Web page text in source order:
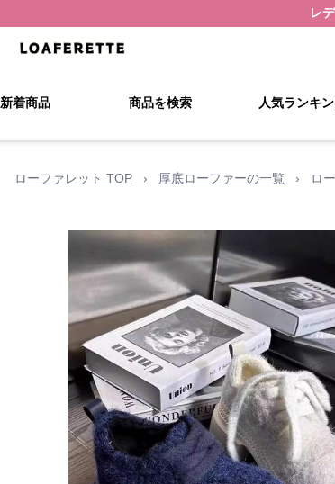
レ
新着商品 商品を検索 人気ランキ
ローファレット TOP › 厚底ローファーの一覧 › ロ